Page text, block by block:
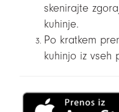
skenirajte
kuhinje.
Po kratkem
kuhinjo iz vseh